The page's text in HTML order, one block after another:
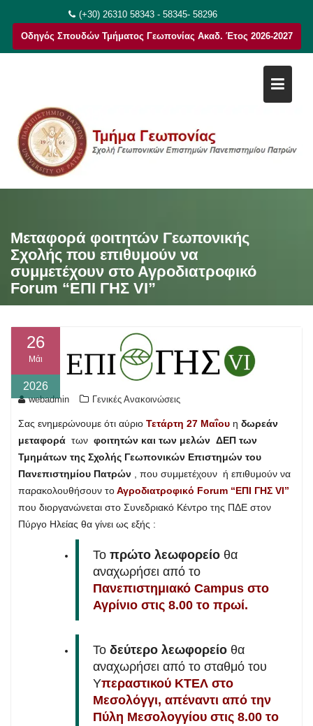
στο
περιεχόμενο
(+30) 26310 58343 - 58345- 58296
Οδηγός Σπουδών Τμήματος Γεωπονίας Ακαδ. Έτος 2026-2027
Μεταφορά φοιτητών Γεωπονικής
Σχολής που επιθυμούν να
συμμετέχουν στο Αγροδιατροφικό
Forum “ΕΠΙ ΓΗΣ VI”
26
Μάι
2026
webadmin Γενικές Ανακοινώσεις
Σας ενημερώνουμε ότι αύριο Τετάρτη 27 Μαΐου η δωρεάν
μεταφορά των φοιτητών και των μελών ΔΕΠ των
Τμημάτων της Σχολής Γεωπονικών Επιστημών του
Πανεπιστημίου Πατρών , που συμμετέχουν ή επιθυμούν να
παρακολουθήσουν τοΑγροδιατροφικό Forum “ΕΠΙ ΓΗΣ VI”
που διοργανώνεται στο Συνεδριακό Κέντρο της ΠΔΕ στον
Πύργο Ηλείας θα γίνει ως εξής :
Το πρώτο λεωφορείο θα
αναχωρήσει από το
Πανεπιστημιακό Campus στο
Αγρίνιο στις 8.00 το πρωί.
Το δεύτερο λεωφορείο θα
αναχωρήσει από το σταθμό του
Υπεραστικού ΚΤΕΛ στο
Μεσολόγγι, απέναντι από την
Πύλη Μεσολογγίου στις 8.00 το